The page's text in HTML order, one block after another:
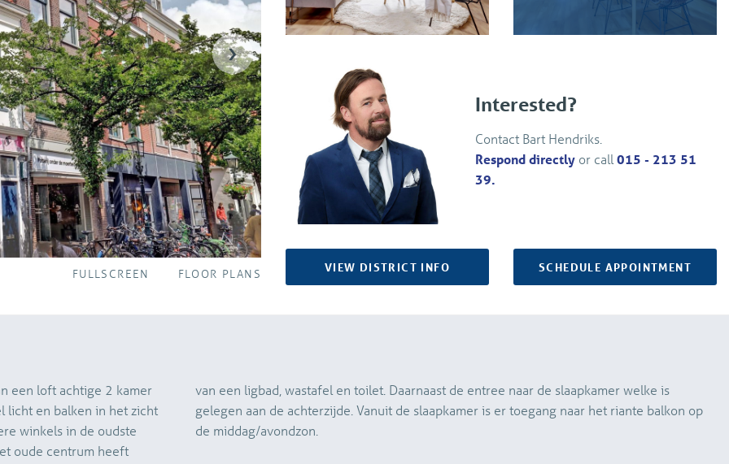
›
FULLSCREEN FLOOR PLANS
Interested?
Contact Bart Hendriks.
Respond directly or call015 - 213 51
39.
VIEW DISTRICT INFO SCHEDULE APPOINTMENT
een loft achtige 2 kamer
licht en balken in het zicht
winkels in de oudste
oude centrum heeft
van een ligbad, wastafel en toilet. Daarnaast de entree naar de slaapkamer welke is
gelegen aan de achterzijde. Vanuit de slaapkamer is er toegang naar het riante balkon op
de middag/avondzon.